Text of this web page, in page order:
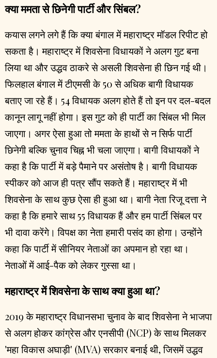
क्या ममता से छिनेगी पार्टी और सिंबल?
कयास लगने लगे हैं कि क्या बंगाल में महाराष्ट्र मॉडल रिपीट हो
सकता है। महाराष्ट्र में शिवसेना विधायकों ने अलग गुट बना
लिया था और उद्धव ठाकरे से असली शिवसेना ही छिन गई थी।
फिलहाल बंगाल में टीएमसी के 50 से अधिक बागी विधायक
बताए जा रहे हैं। 54 विधायक अलग होते हैं तो इन पर दल-बदल
कानून लागू नहीं होगा। इस गुट को ही पार्टी का सिंबल भी मिल
जाएगा। अगर ऐसा हुआ तो ममता के हाथों से न सिर्फ पार्टी
छिनेगी बल्कि चुनाव चिह्न भी चला जाएगा। बागी विधायकों ने
कहा है कि पार्टी में बड़े पैमाने पर असंतोष है। बागी विधायक
स्पीकर को आज ही पत्र सौंप सकते हैं। महाराष्ट्र में भी
शिवसेना के साथ कुछ ऐसा ही हुआ था। बागी नेता रिजू दत्ता ने
कहा है कि हमारे साथ 55 विधायक हैं और हम पार्टी सिंबल पर
भी दावा करेंगे। विपक्ष का नेता हमारी पसंद का होगा। उन्होंने
कहा कि पार्टी में सीनियर नेताओं का अपमान हो रहा था।
नेताओं में आई-पैक को लेकर गुस्सा था।
महाराष्ट्र में शिवसेना के साथ क्या हुआ था?
2019 के महाराष्ट्र विधानसभा चुनाव के बाद शिवसेना ने भाजपा
से अलग होकर कांग्रेस और एनसीपी (NCP) के साथ मिलकर
'महा विकास अघाड़ी' (MVA) सरकार बनाई थी, जिसमें उद्धव